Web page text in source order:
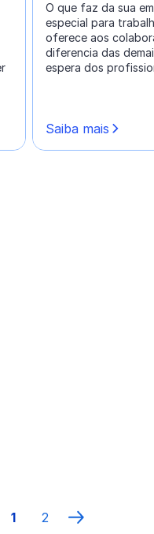
O que faz da sua
especial para
oferece aos
diferencia das
espera dos
Saiba mais
anterior
1 2 próxima